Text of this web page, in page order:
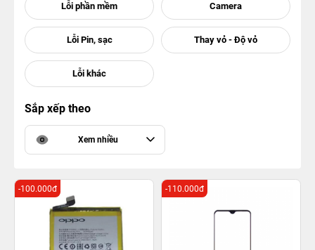
Sắp xếp theo
Xem nhiều
-100.000đ -110.000đ